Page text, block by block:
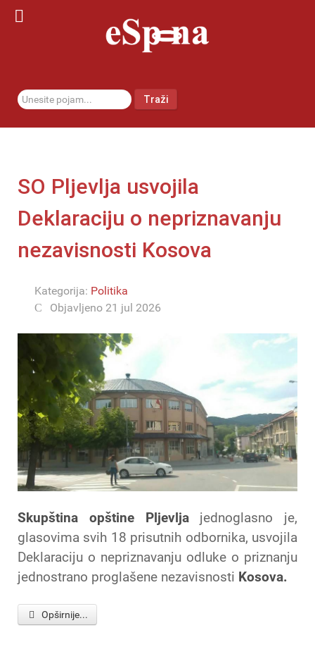
traži... Traži
SO Pljevlja usvojila
Deklaraciju o nepriznavanju
nezavisnosti Kosova
Kategorija: Politika
Objavljeno 21 jul 2026
Skupština opštine Pljevljajednoglasno je,
glasovima svih 18 prisutnih odbornika, usvojila
Deklaraciju o nepriznavanju odluke o priznanju
jednostrano proglašene nezavisnosti Kosova.
Opširnije...